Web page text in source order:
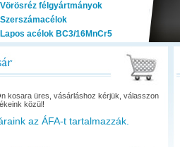
Vörösréz félgyártmányok
Szerszámacélok
Lapos acélok BC3/16MnCr5
kosara üres, vásárláshoz kérjük, válasszon
közül!
az ÁFA-t tartalmazzák.